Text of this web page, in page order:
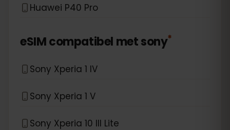
Huawei P40 Pro
eSIM compatibel metsony*
Sony Xperia 1 IV
Sony Xperia 1 V
Sony Xperia 10 III Lite